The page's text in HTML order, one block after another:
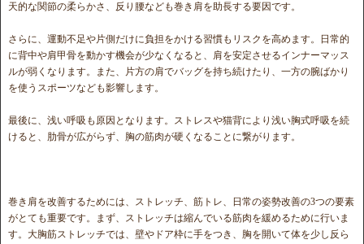
天的な関節の柔らかさ、反り腰なども巻き肩を助長する要因です。
さらに、運動不足や片側だけに負担をかける習慣もリスクを高めます。日常的
に背中や肩甲骨を動かす機会が少なくなると、肩を安定させるインナーマッス
ルが弱くなります。また、片方の肩でバッグを持ち続けたり、一方の腕ばかり
を使うスポーツなども影響します。
最後に、浅い呼吸も原因となります。ストレスや猫背により浅い胸式呼吸を続
けると、肋骨が広がらず、胸の筋肉が硬くなることに繋がります。
巻き肩を改善するためには、ストレッチ、筋トレ、日常の姿勢改善の3つの要素
がとても重要です。まず、ストレッチは縮んでいる筋肉を緩めるために行いま
す。大胸筋ストレッチでは、壁やドア枠に手をつき、胸を開いて体を少し反ら